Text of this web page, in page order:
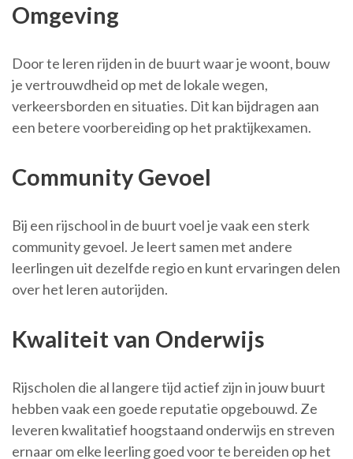
Omgeving
Door te leren rijden in de buurt waar je woont, bouw
je vertrouwdheid op met de lokale wegen,
verkeersborden en situaties. Dit kan bijdragen aan
een betere voorbereiding op het praktijkexamen.
Community Gevoel
Bij een rijschool in de buurt voel je vaak een sterk
community gevoel. Je leert samen met andere
leerlingen uit dezelfde regio en kunt ervaringen delen
over het leren autorijden.
Kwaliteit van Onderwijs
Rijscholen die al langere tijd actief zijn in jouw buurt
hebben vaak een goede reputatie opgebouwd. Ze
leveren kwalitatief hoogstaand onderwijs en streven
ernaar om elke leerling goed voor te bereiden op het